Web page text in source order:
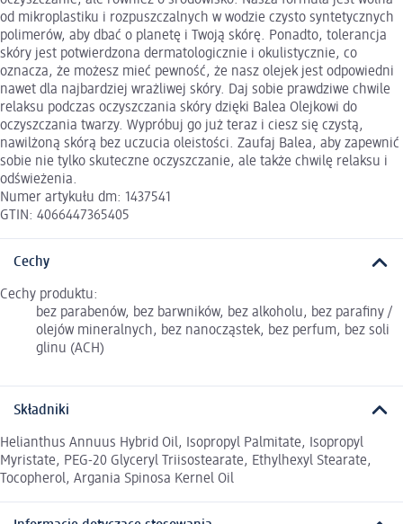
od mikroplastiku i rozpuszczalnych w wodzie czysto syntetycznych
polimerów, aby dbać o planetę i Twoją skórę. Ponadto, tolerancja
skóry jest potwierdzona dermatologicznie i okulistycznie, co
oznacza, że możesz mieć pewność, że nasz olejek jest odpowiedni
nawet dla najbardziej wrażliwej skóry. Daj sobie prawdziwe chwile
relaksu podczas oczyszczania skóry dzięki Balea Olejkowi do
oczyszczania twarzy. Wypróbuj go już teraz i ciesz się czystą,
nawilżoną skórą bez uczucia oleistości. Zaufaj Balea, aby zapewnić
sobie nie tylko skuteczne oczyszczanie, ale także chwilę relaksu i
odświeżenia.
Numer artykułu dm: 1437541
GTIN: 4066447365405
Cechy
Cechy produktu:
bez parabenów, bez barwników, bez alkoholu, bez parafiny /
olejów mineralnych, bez nanocząstek, bez perfum, bez soli
glinu (ACH)
Składniki
Helianthus Annuus Hybrid Oil, Isopropyl Palmitate, Isopropyl
Myristate, PEG-20 Glyceryl Triisostearate, Ethylhexyl Stearate,
Tocopherol, Argania Spinosa Kernel Oil